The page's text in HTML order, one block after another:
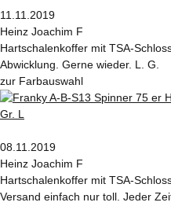
11.11.2019
Heinz Joachim F
Hartschalenkoffer mit TSA-
Abwicklung. Gerne wieder. L. G.
zur Farbauswahl
08.11.2019
Heinz Joachim F
Hartschalenkoffer mit TSA-
Versand einfach nur toll. Jeder